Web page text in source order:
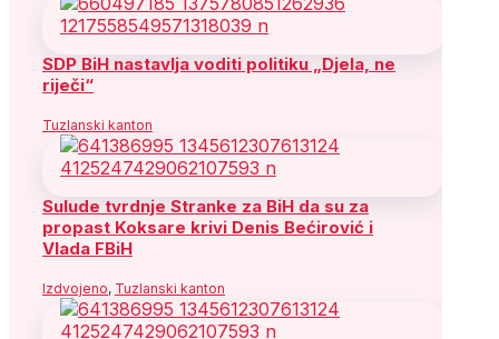
SDP BiH nastavlja voditi politiku „Djela, ne
riječi“
Tuzlanski kanton
Sulude tvrdnje Stranke za BiH da su za
propast Koksare krivi Denis Bećirović i
Vlada FBiH
Izdvojeno, Tuzlanski kanton